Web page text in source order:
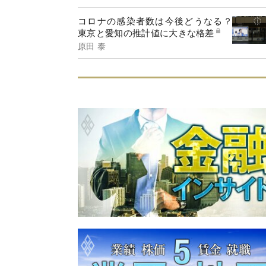
コロナの感染者数は今後どうなる？
東京と愛知の推計値に大きな格差
原田 泰